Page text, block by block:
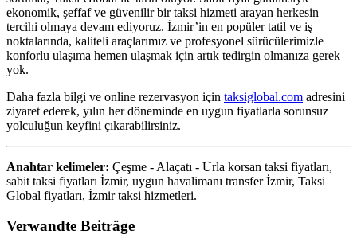
ekonomik, şeffaf ve güvenilir bir taksi hizmeti arayan herkesin
tercihi olmaya devam ediyoruz. İzmir’in en popüler tatil ve iş
noktalarında, kaliteli araçlarımız ve profesyonel sürücülerimizle
konforlu ulaşıma hemen ulaşmak için artık tedirgin olmanıza gerek
yok.
Daha fazla bilgi ve online rezervasyon için taksiglobal.com adresini
ziyaret ederek, yılın her döneminde en uygun fiyatlarla sorunsuz
yolculuğun keyfini çıkarabilirsiniz.
Anahtar kelimeler: Çeşme - Alaçatı - Urla korsan taksi fiyatları,
sabit taksi fiyatları İzmir, uygun havalimanı transfer İzmir, Taksi
Global fiyatları, İzmir taksi hizmetleri.
Verwandte Beiträge